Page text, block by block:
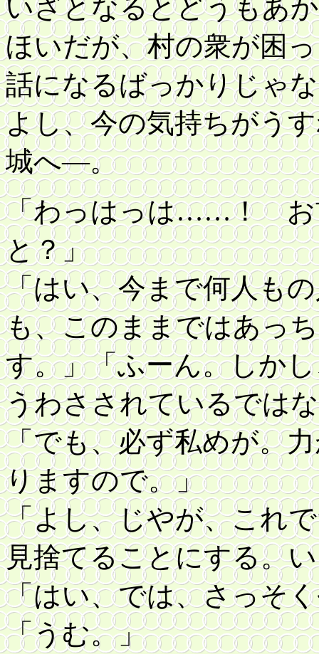
いざとなるとどうもあ
ほいだが、村の衆が困
話になるばっかりじゃ
よし、今の気持ちがう
城へ―。
「わっはっは……！ お
と？」
「はい、今まで何人も
も、このままではあっ
す。」「ふーん。しか
うわさされているでは
「でも、必ず私めが。
りますので。」
「よし、じやが、これ
見捨てることにする。
「はい、では、さっそ
「うむ。」